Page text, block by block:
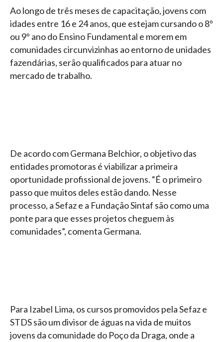
Ao longo de três meses de capacitação, jovens com
idades entre 16 e 24 anos, que estejam cursando o 8º
ou 9º ano do Ensino Fundamental e morem em
comunidades circunvizinhas ao entorno de unidades
fazendárias, serão qualificados para atuar no
mercado de trabalho.
De acordo com Germana Belchior, o objetivo das
entidades promotoras é viabilizar a primeira
oportunidade profissional de jovens. “É o primeiro
passo que muitos deles estão dando. Nesse
processo, a Sefaz e a Fundação Sintaf são como uma
ponte para que esses projetos cheguem às
comunidades”, comenta Germana.
Para Izabel Lima, os cursos promovidos pela Sefaz e
STDS são um divisor de águas na vida de muitos
jovens da comunidade do Poço da Draga, onde a